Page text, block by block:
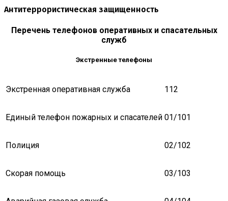
Антитеррористическая защищенность
Перечень телефонов оперативных и спасательных
служб
Экстренные телефоны
Экстренная оперативная служба 112
Единый телефон пожарных и спасателей 01/101
Полиция 02/102
Скорая помощь 03/103